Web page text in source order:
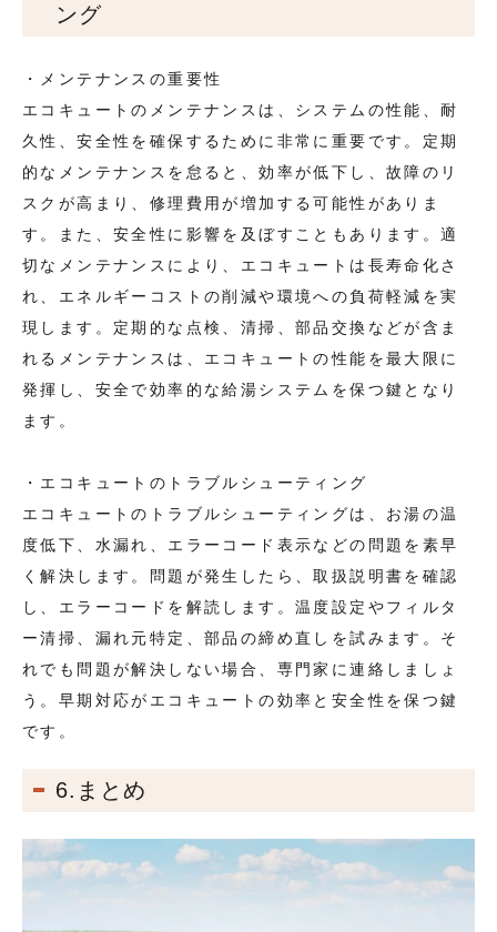
ング
・メンテナンスの重要性
エコキュートのメンテナンスは、システムの性能、耐
久性、安全性を確保するために非常に重要です。定期
的なメンテナンスを怠ると、効率が低下し、故障のリ
スクが高まり、修理費用が増加する可能性がありま
す。また、安全性に影響を及ぼすこともあります。適
切なメンテナンスにより、エコキュートは長寿命化さ
れ、エネルギーコストの削減や環境への負荷軽減を実
現します。定期的な点検、清掃、部品交換などが含ま
れるメンテナンスは、エコキュートの性能を最大限に
発揮し、安全で効率的な給湯システムを保つ鍵となり
ます。
・エコキュートのトラブルシューティング
エコキュートのトラブルシューティングは、お湯の温
度低下、水漏れ、エラーコード表示などの問題を素早
く解決します。問題が発生したら、取扱説明書を確認
し、エラーコードを解読します。温度設定やフィルタ
ー清掃、漏れ元特定、部品の締め直しを試みます。そ
れでも問題が解決しない場合、専門家に連絡しましょ
う。早期対応がエコキュートの効率と安全性を保つ鍵
です。
6.まとめ